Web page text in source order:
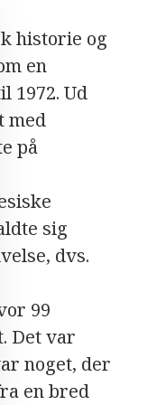
historie og
en
1972. Ud
med
på
sig
dvs.
99
Det var
noget, der
en bred